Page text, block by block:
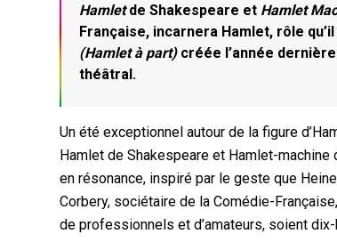
Hamletde Shakespeare et Hamlet
Française, incarnera Hamlet, rôle
(Hamlet à part)créée l’année
théâtral.
Un été exceptionnel autour de la figure
Hamlet de Shakespeare et Hamlet-
en résonance, inspiré par le geste que
Corbery, sociétaire de la Comédie-
de professionnels et d’amateurs, soient